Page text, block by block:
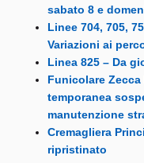
sabato 8 e
Linee 704, 705,
Variazioni ai
Linea 825 – Da
Funicolare
temporanea
manutenzione
Cremagliera
ripristinato